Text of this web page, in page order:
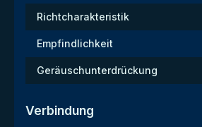
Richtcharakteristik
Empfindlichkeit
Geräuschunterdrückung
Verbindung